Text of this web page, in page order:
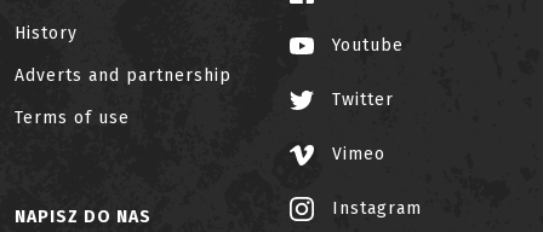
History
Adverts and partnership
Terms of use
Youtube
Twitter
Vimeo
Instagram
NAPISZ DO NAS